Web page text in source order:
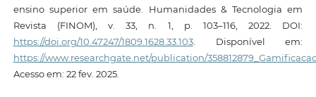
ensino superior em saúde. Humanidades & Tecnologia em
Revista (FINOM), v. 33, n. 1, p. 103–116, 2022. DOI:
https://doi.org/10.47247/1809.1628.33.103. Disponível em:
https://www.researchgate.net/publication/
Acesso em: 22 fev. 2025.